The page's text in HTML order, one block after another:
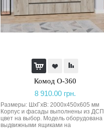
Комод О-360
8 910.00 грн.
Размеры: ШхГхВ: 2000х450х605 мм
Корпус и фасады выполнены из ДСП,
цвет на выбор. Модель оборудована
выдвижными ящиками на